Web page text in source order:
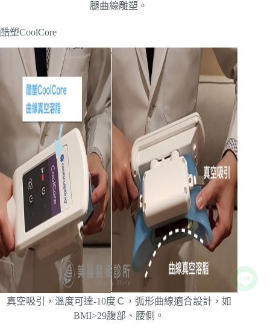
腿曲線雕塑。
酷塑CoolCore
真空吸引，溫度可達-10度Ｃ，弧形曲線適合設計，如
BMI>29腹部、腰側。